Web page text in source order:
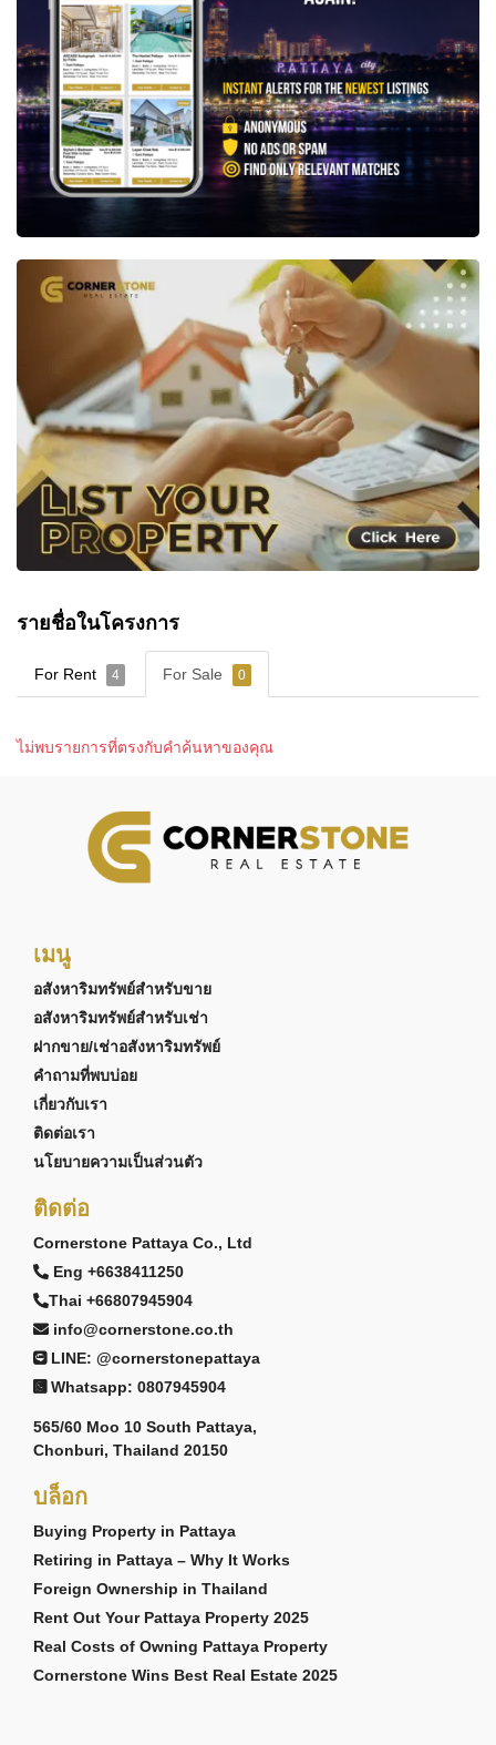
รายชื่อในโครงการ
For Rent 4 For Sale 0
ไม่พบรายการที่ตรงกับคำค้นหาของคุณ
เมนู
อสังหาริมทรัพย์สำหรับขาย
อสังหาริมทรัพย์สำหรับเช่า
ฝากขาย/เช่าอสังหาริมทรัพย์
คำถามที่พบบ่อย
เกี่ยวกับเรา
ติดต่อเรา
นโยบายความเป็นส่วนตัว
ติดต่อ
Cornerstone Pattaya Co., Ltd
Eng +6638411250
Thai +66807945904
info@cornerstone.co.th
LINE: @cornerstonepattaya
Whatsapp: 0807945904
565/60 Moo 10 South Pattaya,
Chonburi, Thailand 20150
บล็อก
Buying Property in Pattaya
Retiring in Pattaya – Why It Works
Foreign Ownership in Thailand
Rent Out Your Pattaya Property 2025
Real Costs of Owning Pattaya Property
Cornerstone Wins Best Real Estate 2025